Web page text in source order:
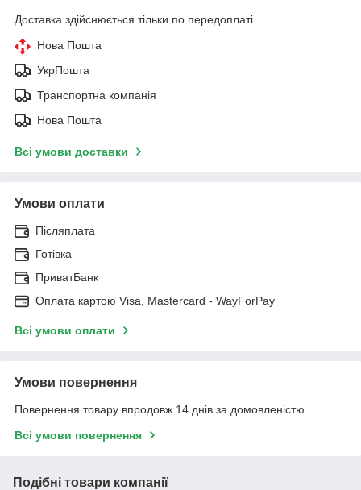
Доставка здійснюється тільки по передоплаті.
Нова Пошта
УкрПошта
Транспортна компанія
Нова Пошта
Всі умови доставки
Умови оплати
Післяплата
Готівка
ПриватБанк
Оплата картою Visa, Mastercard - WayForPay
Всі умови оплати
Умови повернення
Повернення товару впродовж 14 днів за домовленістю
Всі умови повернення
Подібні товари компанії